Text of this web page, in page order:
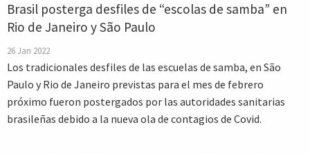
Brasil posterga desfiles de “escolas de samba” en
Rio de Janeiro y São Paulo
26 Jan 2022
Los tradicionales desfiles de las escuelas de samba, en São
Paulo y Rio de Janeiro previstas para el mes de febrero
próximo fueron postergados por las autoridades sanitarias
brasileñas debido a la nueva ola de contagios de Covid.